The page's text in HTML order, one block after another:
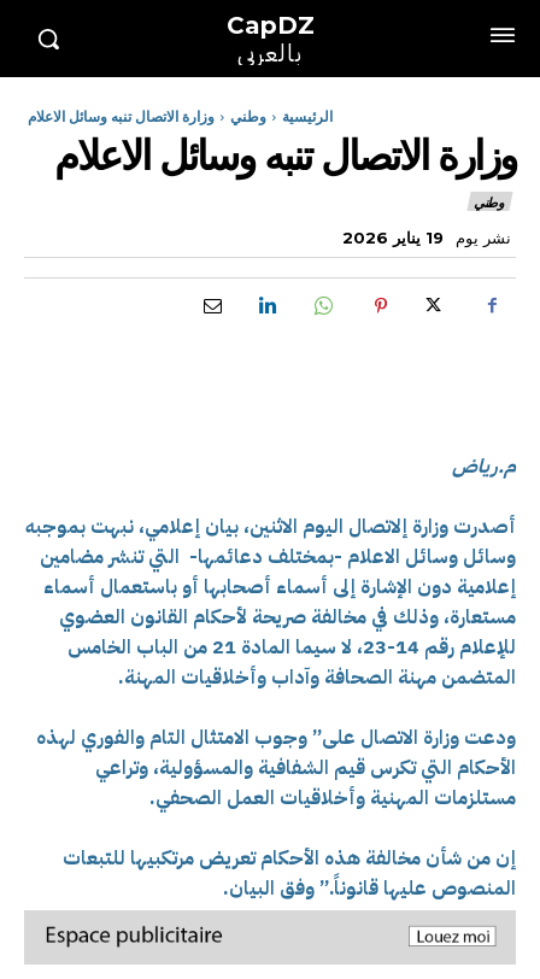
CapDZ
بالعربي
الرئيسية وطني وزارة الاتصال تنبه وسائل الاعلام
وزارة الاتصال تنبه وسائل الاعلام
وطني
نشر يوم 19 يناير 2026
م.رياض
أصدرت وزارة إلاتصال اليوم الاثنين، بيان إعلامي، نبهت بموجبه
وسائل وسائل الاعلام -بمختلف دعائمها- التي تنشر مضامين
إعلامية دون الإشارة إلى أسماء أصحابها أو باستعمال أسماء
مستعارة، وذلك في مخالفة صريحة لأحكام القانون العضوي
للإعلام رقم 14-23، لا سيما المادة 21 من الباب الخامس
المتضمن مهنة الصحافة وآداب وأخلاقيات المهنة.
ودعت وزارة الاتصال على” وجوب الامتثال التام والفوري لهذه
الأحكام التي تكرس قيم الشفافية والمسؤولية، وتراعي
مستلزمات المهنية وأخلاقيات العمل الصحفي.
إن من شأن مخالفة هذه الأحكام تعريض مرتكبيها للتبعات
المنصوص عليها قانوناً.” وفق البيان.